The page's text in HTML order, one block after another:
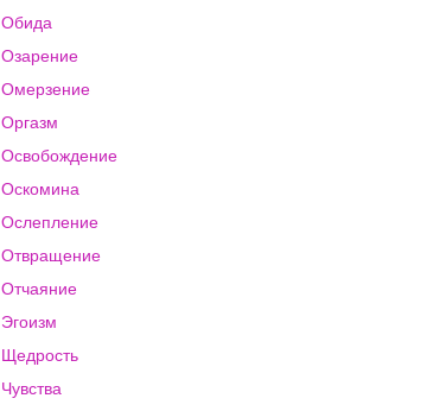
Обида
Озарение
Омерзение
Оргазм
Освобождение
Оскомина
Ослепление
Отвращение
Отчаяние
Эгоизм
Щедрость
Чувства